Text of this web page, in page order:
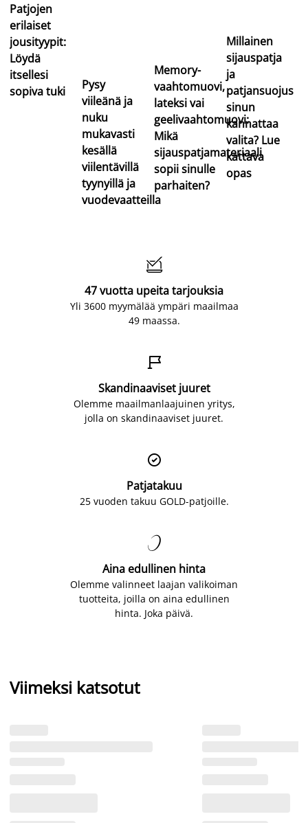
Patjojen
erilaiset
jousityypit:
Löydä
itsellesi
sopiva tuki
Pysy
viileänä ja
nuku
mukavasti
kesällä
viilentävillä
tyynyillä ja
vuodevaatteilla
Memory-
vaahtomuovi,
lateksi vai
geelivaahtomuovi:
Mikä
sijauspatjamateriaali
sopii sinulle
parhaiten?
Millainen
sijauspatja
ja
patjansuojus
sinun
kannattaa
valita? Lue
kattava
opas

47 vuotta upeita tarjouksia
Yli 3600 myymälää ympäri maailmaa
49 maassa.

Skandinaaviset juuret
Olemme maailmanlaajuinen yritys,
jolla on skandinaaviset juuret.

Patjatakuu
25 vuoden takuu GOLD-patjoille.

Aina edullinen hinta
Olemme valinneet laajan valikoiman
tuotteita, joilla on aina edullinen
hinta. Joka päivä.
Viimeksi katsotut